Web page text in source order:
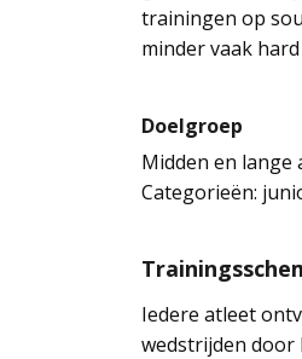
trainingen op
minder vaak
Doelgroep
Midden en lange
Categorieën:
Iedere atleet
wedstrijden door